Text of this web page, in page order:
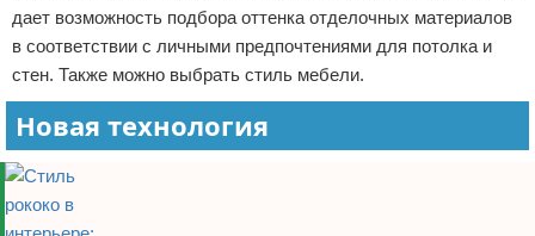
дает возможность подбора оттенка отделочных материалов
в соответствии с личными предпочтениями для потолка и
стен. Также можно выбрать стиль мебели.
Новая технология